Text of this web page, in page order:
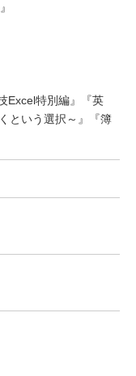
Excel特別編』『英
という選択～』『簿